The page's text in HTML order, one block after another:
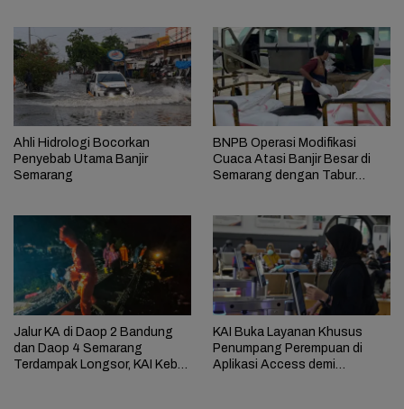
Ahli Hidrologi Bocorkan
Penyebab Utama Banjir
Semarang
BNPB Operasi Modifikasi
Cuaca Atasi Banjir Besar di
Semarang dengan Tabur
Jalur KA di Daop 2 Bandung
dan Daop 4 Semarang
Terdampak Longsor, KAI Kebut
KAI Buka Layanan Khusus
Penumpang Perempuan di
Aplikasi Access demi